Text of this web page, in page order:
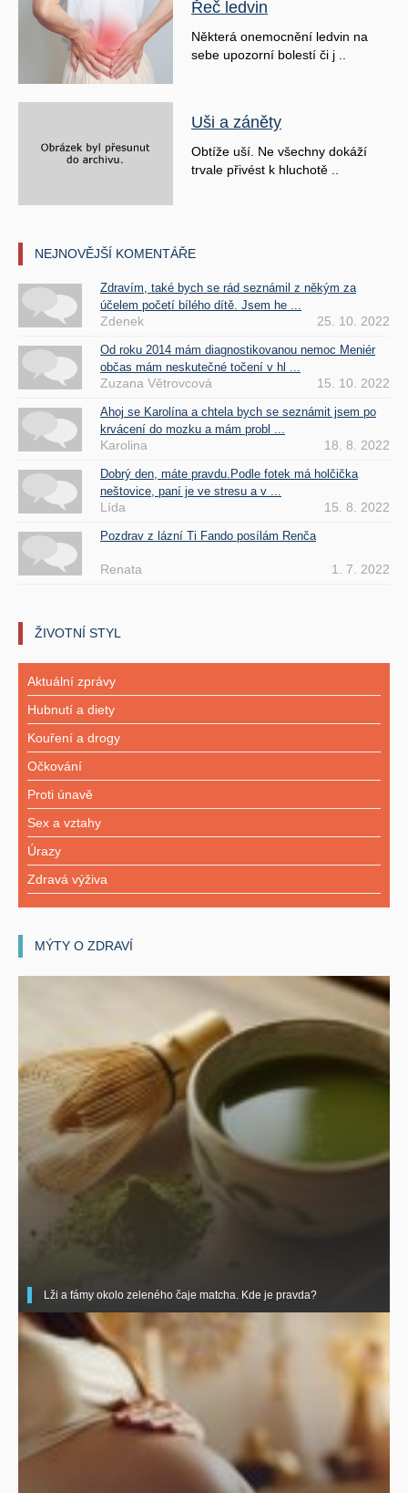
Řeč ledvin
Některá onemocnění ledvin na
sebe upozorní bolestí či j ..
Uši a záněty
Obtíže uší. Ne všechny dokáží
trvale přivést k hluchotě ..
NEJNOVĚJŠÍ KOMENTÁŘE
Zdravím, také bych se rád seznámil z někým za
účelem početí bílého dítě. Jsem he ...
Zdenek 25. 10. 2022
Od roku 2014 mám diagnostikovanou nemoc Meniér
občas mám neskutečné točení v hl ...
Zuzana Větrovcová 15. 10. 2022
Ahoj se Karolína a chtela bych se seznámit jsem po
krvácení do mozku a mám probl ...
Karolina 18. 8. 2022
Dobrý den, máte pravdu.Podle fotek má holčička
neštovice, paní je ve stresu a v ...
Lída 15. 8. 2022
Pozdrav z lázní Ti Fando posílám Renča
Renata 1. 7. 2022
ŽIVOTNÍ STYL
Aktuální zprávy
Hubnutí a diety
Kouření a drogy
Očkování
Proti únavě
Sex a vztahy
Úrazy
Zdravá výživa
MÝTY O ZDRAVÍ
Lži a fámy okolo zeleného čaje matcha. Kde je pravda?